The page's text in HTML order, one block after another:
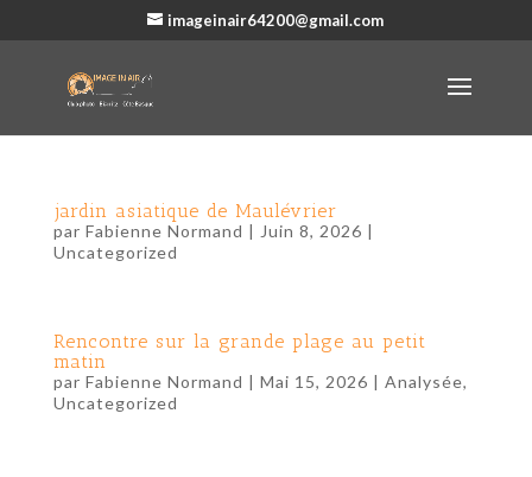
imageinair64200@gmail.com
jardin asiatique de Maulévrier
par Fabienne Normand | Juin 8, 2026 |
Uncategorized
Rencontre sur la grande plage au petit
matin
par Fabienne Normand | Mai 15, 2026 | Analysée,
Uncategorized